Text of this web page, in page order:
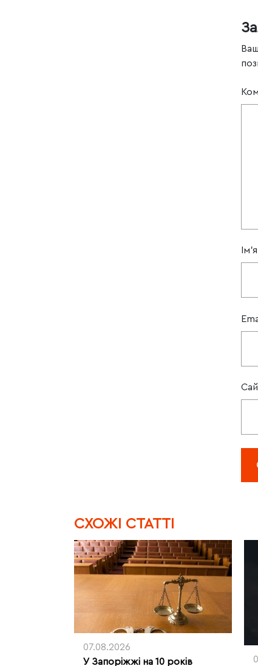
Ім'я
CХОЖІ СТАТТІ
07.08.2026
У Запоріжжі на 10 років